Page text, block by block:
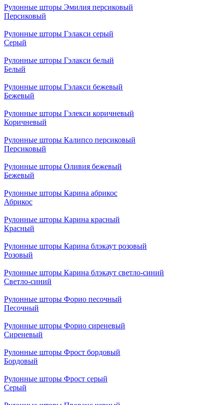
Рулонные шторы Эмилия персиковый
Персиковый
Рулонные шторы Гэлакси серый
Серый
Рулонные шторы Гэлакси белый
Белый
Рулонные шторы Гэлакси бежевый
Бежевый
Рулонные шторы Гэлекси коричневый
Коричневый
Рулонные шторы Калипсо персиковый
Персиковый
Рулонные шторы Оливия бежевый
Бежевый
Рулонные шторы Карина абрикос
Абрикос
Рулонные шторы Карина красный
Красный
Рулонные шторы Карина блэкаут розовый
Розовый
Рулонные шторы Карина блэкаут светло-синий
Светло-синий
Рулонные шторы Форио песочный
Песочный
Рулонные шторы Форио сиреневый
Сиреневый
Рулонные шторы Фрост бордовый
Бордовый
Рулонные шторы Фрост серый
Серый